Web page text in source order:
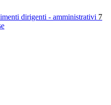
dirigenti - amministrativi 7